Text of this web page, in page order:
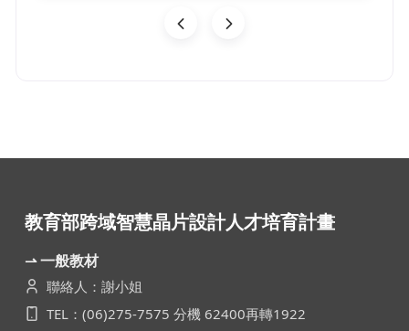
教育部跨域智慧晶片設計人才培育計畫
⇀ 一般教材
聯絡人：謝小姐
TEL：(06)275-7575 分機 62400再轉1922